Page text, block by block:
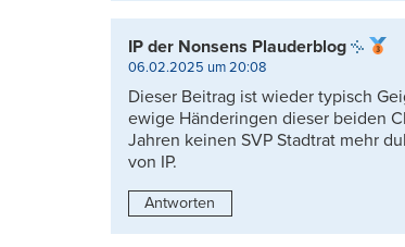
IP der Nonsens Plauderblog
06.02.2025 um 20:08
Dieser Beitrag ist wieder typisch
ewige Händeringen dieser beiden
Jahren keinen SVP Stadtrat mehr
von IP.
Antworten